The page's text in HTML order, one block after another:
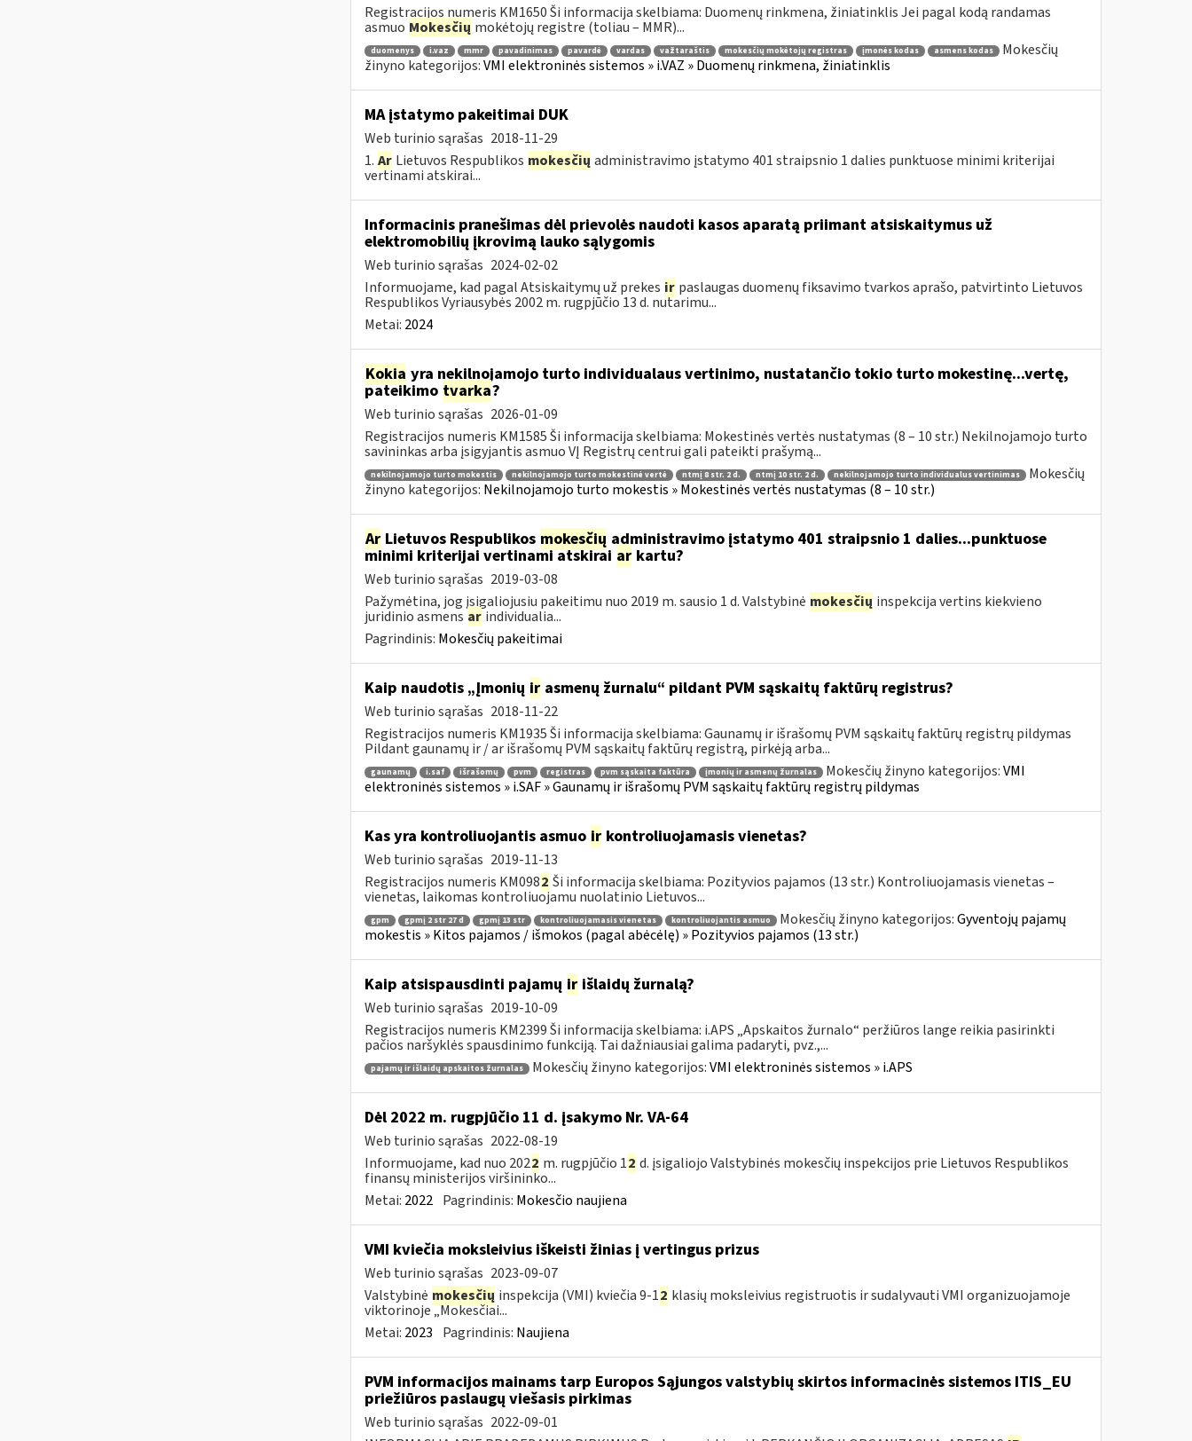
Registracijos numeris KM1650 Ši informacija skelbiama: Duomenų rinkmena, žiniatinklis Jei pagal kodą randamas
asmuo Mokesčių mokėtojų registre (toliau – MMR)...
duomenys i.vaz mmr pavadinimas pavardė vardas važtaraštis mokesčių mokėtojų registras įmonės kodas asmens kodas
Mokesčių
žinyno kategorijos:VMI elektroninės sistemos » i.VAZ » Duomenų rinkmena, žiniatinklis
MA įstatymo pakeitimai DUK
Web turinio sąrašas 2018-11-29
1. Ar Lietuvos Respublikos mokesčių administravimo įstatymo 401 straipsnio 1 dalies punktuose minimi kriterijai
vertinami atskirai...
Informacinis pranešimas dėl prievolės naudoti kasos aparatą priimant atsiskaitymus už
elektromobilių įkrovimą lauko sąlygomis
Web turinio sąrašas 2024-02-02
Informuojame, kad pagal Atsiskaitymų už prekes ir paslaugas duomenų fiksavimo tvarkos aprašo, patvirtinto Lietuvos
Respublikos Vyriausybės 2002 m. rugpjūčio 13 d. nutarimu...
Metai: 2024
Kokia yra nekilnojamojo turto individualaus vertinimo, nustatančio tokio turto mokestinę...vertę,
pateikimo tvarka?
Web turinio sąrašas 2026-01-09
Registracijos numeris KM1585 Ši informacija skelbiama: Mokestinės vertės nustatymas (8 – 10 str.) Nekilnojamojo turto
savininkas arba įsigyjantis asmuo VĮ Registrų centrui gali pateikti prašymą...
nekilnojamojo turto mokestis nekilnojamojo turto mokestinė vertė ntmį 8 str. 2 d. ntmį 10 str. 2 d. nekilnojamojo turto individualus vertinimas
Mokesčių
žinyno kategorijos: Nekilnojamojo turto mokestis » Mokestinės vertės nustatymas (8 – 10 str.)
ArLietuvos Respublikos mokesčių administravimo įstatymo 401 straipsnio 1 dalies...punktuose
minimi kriterijai vertinami atskirai arkartu?
Web turinio sąrašas 2019-03-08
Pažymėtina, jog įsigaliojusiu pakeitimu nuo 2019 m. sausio 1 d. Valstybinė mokesčių inspekcija vertins kiekvieno
juridinio asmens ar individualia...
Pagrindinis: Mokesčių pakeitimai
Kaip naudotis „Įmonių irasmenų žurnalu“ pildant PVM sąskaitų faktūrų registrus?
Web turinio sąrašas 2018-11-22
Registracijos numeris KM1935 Ši informacija skelbiama: Gaunamų ir išrašomų PVM sąskaitų faktūrų registrų pildymas
Pildant gaunamų ir / ar išrašomų PVM sąskaitų faktūrų registrą, pirkėją arba...
gaunamų i.saf išrašomų pvm registras pvm sąskaita faktūra įmonių ir asmenų žurnalas Mokesčių žinyno kategorijos:VMI
elektroninės sistemos » i.SAF » Gaunamų ir išrašomų PVM sąskaitų faktūrų registrų pildymas
Kas yra kontroliuojantis asmuo irkontroliuojamasis vienetas?
Web turinio sąrašas 2019-11-13
Registracijos numeris KM0982 Ši informacija skelbiama: Pozityvios pajamos (13 str.) Kontroliuojamasis vienetas –
vienetas, laikomas kontroliuojamu nuolatinio Lietuvos...
gpm gpmį 2 str 27 d gpmį 13 str kontroliuojamasis vienetas kontroliuojantis asmuo Mokesčių žinyno kategorijos:Gyventojų pajamų
mokestis » Kitos pajamos / išmokos (pagal abėcėlę) » Pozityvios pajamos (13 str.)
Kaip atsispausdinti pajamų irišlaidų žurnalą?
Web turinio sąrašas 2019-10-09
Registracijos numeris KM2399 Ši informacija skelbiama: i.APS „Apskaitos žurnalo“ peržiūros lange reikia pasirinkti
pačios naršyklės spausdinimo funkciją. Tai dažniausiai galima padaryti, pvz.,...
pajamų ir išlaidų apskaitos žurnalas Mokesčių žinyno kategorijos:VMI elektroninės sistemos » i.APS
Dėl 2022 m. rugpjūčio 11 d. įsakymo Nr. VA-64
Web turinio sąrašas 2022-08-19
Informuojame, kad nuo 2022 m. rugpjūčio 12 d. įsigaliojo Valstybinės mokesčių inspekcijos prie Lietuvos Respublikos
finansų ministerijos viršininko...
Metai: 2022 Pagrindinis: Mokesčio naujiena
VMI kviečia moksleivius iškeisti žinias į vertingus prizus
Web turinio sąrašas 2023-09-07
Valstybinė mokesčių inspekcija (VMI) kviečia 9-12 klasių moksleivius registruotis ir sudalyvauti VMI organizuojamoje
viktorinoje „Mokesčiai...
Metai: 2023 Pagrindinis: Naujiena
PVM informacijos mainams tarp Europos Sąjungos valstybių skirtos informacinės sistemos ITIS_EU
priežiūros paslaugų viešasis pirkimas
Web turinio sąrašas 2022-09-01